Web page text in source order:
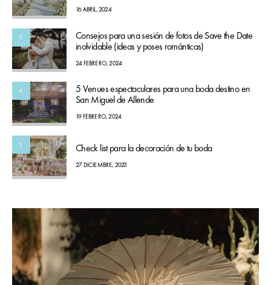
16 ABRIL, 2024
3
Consejos para una sesión de fotos de Save the Date
inolvidable (ideas y poses románticas)
24 FEBRERO, 2024
4
5 Venues espectaculares para una boda destino en
San Miguel de Allende
19 FEBRERO, 2024
5 Check list para la decoración de tu boda
27 DICIEMBRE, 2023